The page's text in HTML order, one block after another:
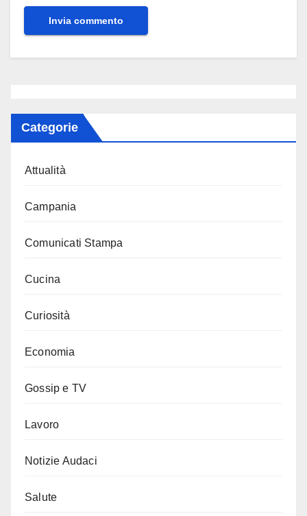
Categorie
Attualità
Campania
Comunicati Stampa
Cucina
Curiosità
Economia
Gossip e TV
Lavoro
Notizie Audaci
Salute